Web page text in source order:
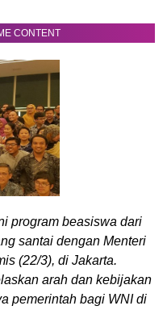
CONTENT
program beasiswa dari
santai dengan Menteri
(22/3), di Jakarta.
arah dan kebijakan
pemerintah bagi WNI di